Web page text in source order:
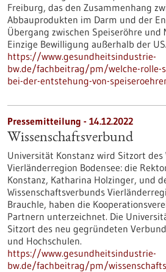
Freiburg, das den Zusammenhang
Abbauprodukten im Darm und der
Übergang zwischen Speiseröhre und
Einzige Bewilligung außerhalb der
https://www.gesundheitsindustrie-
bw.de/fachbeitrag/pm/welche-rolle-
bei-der-entstehung-von-
Pressemitteilung - 14.12.2022
Wissenschaftsverbund
Universität Konstanz wird Sitzort des
Vierländerregion Bodensee: die
Konstanz, Katharina Holzinger, und
Wissenschaftsverbunds
Brauchle, haben die
Partnern unterzeichnet. Die
Sitzort des neu gegründeten
und Hochschulen.
https://www.gesundheitsindustrie-
bw.de/fachbeitrag/pm/